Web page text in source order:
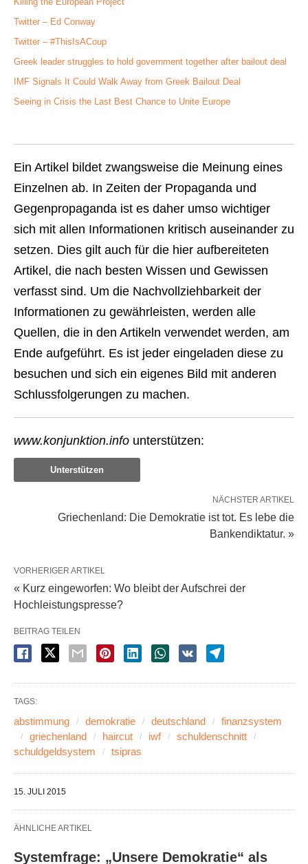
Twitter – Ed Conway
Twitter – #ThisIsACoup
Greek leader struggles to hold government together after bailout deal
IMF Signals It Could Walk Away from Greek Bailout Deal
Seeing in Crisis the Last Best Chance to Unite Europe
Ein Artikel bildet zwangsweise die Meinung eines
Einzelnen ab. In Zeiten der Propaganda und
Gegenpropaganda ist es daher umso wichtiger
sich mit allen Informationen kritisch auseinander zu
setzen. Dies gilt auch für die hier aufbereiteten
Artikel, die nach besten Wissen und Gewissen
verfasst sind. Um die Nachvollziehbarkeit der
Informationen zu gewährleisten, werden alle
Quellen, die in den Artikeln verwendet werden, am
Ende aufgeführt. Es ist jeder eingeladen diese zu
besuchen und sich ein eigenes Bild mit anderen
Schlussfolgerungen zu machen.
www.konjunktion.info unterstützen:
Unterstützen
NÄCHSTER ARTIKEL
Griechenland: Die Demokratie ist tot. Es lebe die
Bankendiktatur. »
VORHERIGER ARTIKEL
« Kurz eingeworfen: Wo bleibt der Aufschrei der
Hochleistungspresse?
BEITRAG TEILEN
TAGS:
abstimmung demokratie deutschland
finanzsystem
griechenland
haircut iwf
schuldenschnitt
schuldgeldsystem
tsipras
15. JULI 2015
ÄHNLICHE ARTIKEL
Systemfrage: „Unsere Demokratie“ als